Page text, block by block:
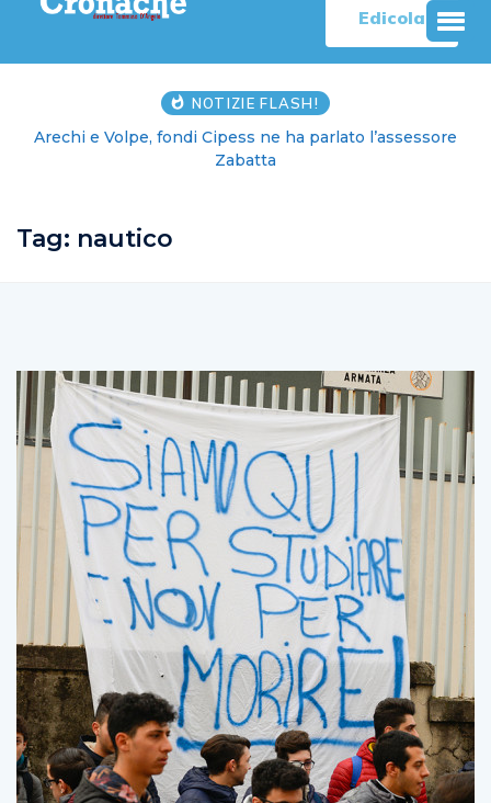
Edicola
NOTIZIE FLASH!
Arechi e Volpe, fondi Cipess ne ha parlato l’assessore
Zabatta
Tag: nautico